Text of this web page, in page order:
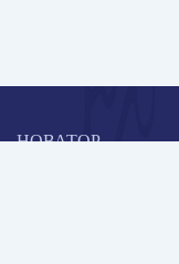
НОВАТОР